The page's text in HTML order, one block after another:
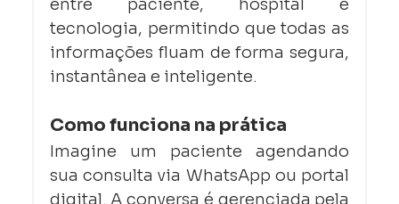
entre paciente, hospital e
tecnologia, permitindo que todas as
informações fluam de forma segura,
instantânea e inteligente.
Como funciona na prática
Imagine um paciente agendando
sua consulta via WhatsApp ou portal